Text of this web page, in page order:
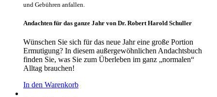
und Gebühren anfallen.
Andachten für das ganze Jahr von Dr. Robert Harold Schuller
Wünschen Sie sich für das neue Jahr eine große Portion
Ermutigung? In diesem außergewöhnlichen Andachtsbuch
finden Sie, was Sie zum Überleben im ganz „normalen“
Alltag brauchen!
In den Warenkorb